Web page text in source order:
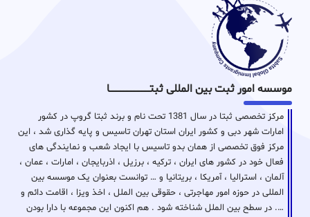
موسسه امور ثبت بین المللی ثبتـــــــــــــــــــــــــــــا
مرکز تخصصی ثبتا در سال 1381 تحت نام و برند ثبتا گروپ در کشور
امارات شهر دبی و کشور ایران استان تهران تاسیس و پایه گذاری شد ، این
مرکز فوق تخصصی از همان بدو تاسیس با ایجاد شعب و نمایندگی های
فعال خود در کشور های ایران ، ترکیه ، برزیل ، اذربایجان ، امارات ، عمان ،
آلمان ، استرالیا ، آمریکا ، بریتانیا و … توانست بعنوان یک موسسه بین
المللی در حوزه امور مهاجرتی ، حقوقی بین الملل ، اخذ ویزا ، اقامت دائم و
…. در سطح بین الملل شناخته شود . هم اکنون این مجموعه با دارا بودن